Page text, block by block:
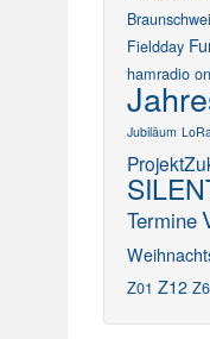
Fieldday
hamradio
Jubiläum
Termine
Z01 Z12